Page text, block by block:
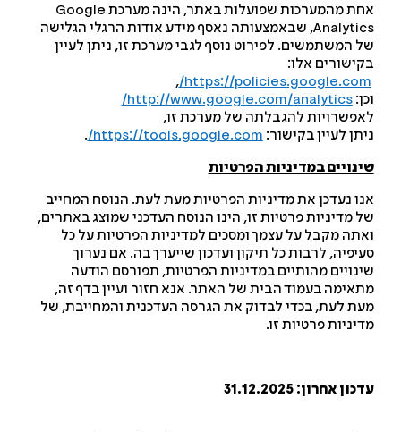
אחת מהמערכות שפועלות באתר, הינה מערכת Google
Analytics, שבאמצעותה נאסף מידע אודות הרגלי הגלישה
המשתמשים. לפירוט נוסף לגבי מערכת זו, ניתן לעיין
אלו:
https://
,
http://www.google.com/analytics/
להגבלתה של מערכת זו,
לעיין בקישור:https://tools.google.com/
.
במדיניות הפרטיות
נעדכן את מדיניות הפרטיות מעת לעת. הנוסח המחייב
מדיניות פרטיות זו, הינו הנוסח העדכני שמוצג באתרים,
מקבל על עצמך ומסכים למדיניות הפרטיות על כל
לרבות כל תיקון ועדכון שייערך בה. אם נערוך
מהותיים במדיניות הפרטיות, תפורסם הודעה
בעמוד הבית של האתר. אנא חזור ועיין בדף זה,
לעת, בכדי לבדוק את הגרסה העדכנית והמחייבת, של
פרטיות זו.
אחרון: 31.12.2025